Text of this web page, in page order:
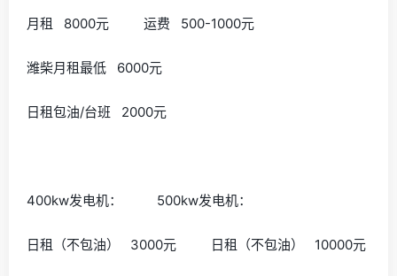
月租 8000元 运费 500-1000元
潍柴月租最低 6000元
日租包油/台班 2000元
400kw发电机： 500kw发电机：
日租（不包油） 3000元 日租（不包油） 10000元